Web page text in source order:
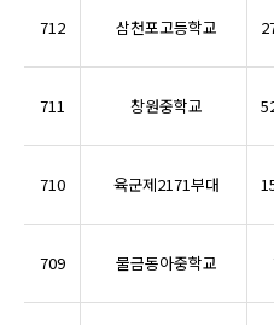
712 삼천포고등학교
711 창원중학교
710 육군제2171부대
709 물금동아중학교